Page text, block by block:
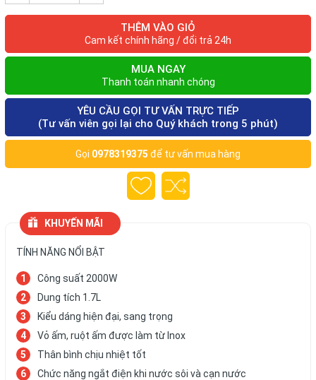
THÊM VÀO GIỎ
Cam kết chính hãng / đổi trả 24h
MUA NGAY
Thanh toán nhanh chóng
YÊU CẦU GỌI TƯ VẤN TRỰC TIẾP
(Tư vấn viên gọi lại cho Quý khách trong 5 phút)
Gọi 0978319375 để tư vấn mua hàng
KHUYẾN MÃI
TÍNH NĂNG NỔI BẬT
Công suất 2000W
Dung tích 1.7L
Kiểu dáng hiện đại, sang trọng
Vỏ ấm, ruột ấm được làm từ Inox
Thân bình chịu nhiệt tốt
Chức năng ngắt điện khi nước sôi và cạn nước